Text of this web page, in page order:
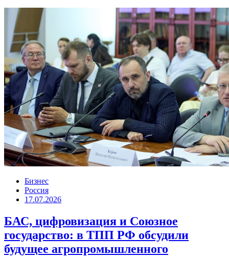
Бизнес
Россия
17.07.2026
БАС, цифровизация и Союзное
государство: в ТПП РФ обсудили
будущее агропромышленного